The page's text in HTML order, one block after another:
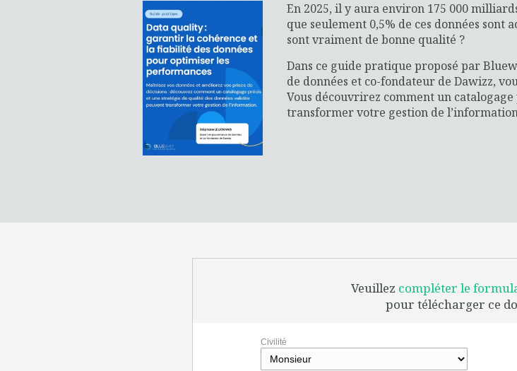
En 2025, il y aura environ 175 000
que seulement 0,5% de ces données
sont vraiment de bonne qualité ?
Dans ce guide pratique proposé par
de données et co-fondateur de Dawizz,
Vous découvrirez comment un
transformer votre gestion de
Veuillez compléter le
pour télécharger ce
Civilité